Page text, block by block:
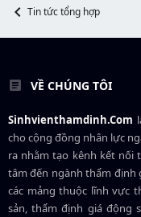
r
Tin tức tổng hợp
VỀ CHÚNG TÔI
Sinhvienthamdinh.Com
cho cộng đồng nhân lực
ra nhằm tạo kênh kết nối
tâm đến ngành thẩm định
các mảng thuộc lĩnh vực
sản, thẩm định giá động